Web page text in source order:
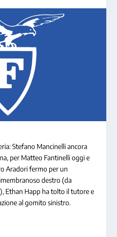
Stefano Mancinelli ancora
per Matteo Fantinelli oggi e
Aradori fermo per un
destro (da
Ethan Happ ha tolto il tutore e
al gomito sinistro.